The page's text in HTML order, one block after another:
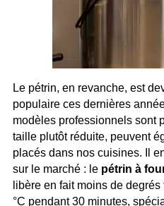
Le pétrin, en revanche, est
populaire ces dernières
modèles professionnels sont
taille plutôt réduite, peuvent
placés dans nos cuisines. Il
sur le marché : le pétrin à
libère en fait moins de
°C pendant 30 minutes,